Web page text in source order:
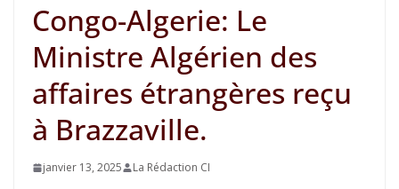
Congo-Algerie: Le
Ministre Algérien des
affaires étrangères reçu
à Brazzaville.
janvier 13, 2025 La Rédaction CI